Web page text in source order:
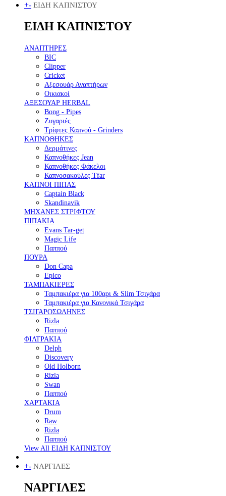
+- ΕΙΔΗ ΚΑΠΝΙΣΤΟΥ
ΕΙΔΗ ΚΑΠΝΙΣΤΟΥ
ΑΝΑΠΤΗΡΕΣ
BIC
Clipper
Cricket
Αξεσουάρ Αναπτήρων
Οικιακοί
ΑΞΕΣΟΥΑΡ HERBAL
Bong - Pipes
Ζυγαριές
Τρίφτες Καπνού - Grinders
ΚΑΠΝΟΘΗΚΕΣ
Δερμάτινες
Καπνοθήκες Jean
Καπνοθήκες Φάκελοι
Καπνοσακούλες Tfar
ΚΑΠΝΟΙ ΠΙΠΑΣ
Captain Black
Skandinavik
ΜΗΧΑΝΕΣ ΣΤΡΙΦΤΟΥ
ΠΙΠΑΚΙΑ
Evans Tar-get
Magic Life
Παππού
ΠΟΥΡΑ
Don Capa
Epico
ΤΑΜΠΑΚΙΕΡΕΣ
Ταμπακιέρα για 100αρι & Slim Τσιγάρα
Ταμπακιέρα για Κανονικά Τσιγάρα
ΤΣΙΓΑΡΟΣΩΛΗΝΕΣ
Rizla
Παππού
ΦΙΛΤΡΑΚΙΑ
Delph
Discovery
Old Holborn
Rizla
Swan
Παππού
ΧΑΡΤΑΚΙΑ
Drum
Raw
Rizla
Παππού
View All ΕΙΔΗ ΚΑΠΝΙΣΤΟΥ
+- ΝΑΡΓΙΛΕΣ
ΝΑΡΓΙΛΕΣ